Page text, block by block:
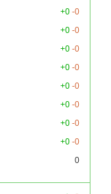
+0 -0
+0 -0
+0 -0
+0 -0
+0 -0
+0 -0
+0 -0
+0 -0
0